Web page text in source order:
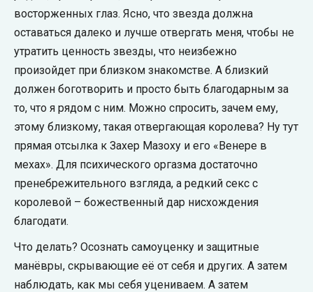
восторженных глаз. Ясно, что звезда должна
оставаться далеко и лучше отвергать меня, чтобы не
утратить ценность звезды, что неизбежно
произойдет при близком знакомстве. А близкий
должен боготворить и просто быть благодарным за
то, что я рядом с ним. Можно спросить, зачем ему,
этому близкому, такая отвергающая королева? Ну тут
прямая отсылка к Захер Мазоху и его «Венере в
мехах». Для психического оргазма достаточно
пренебрежительного взгляда, а редкий секс с
королевой – божественный дар нисхождения
благодати.
Что делать? Осознать самоуценку и защитные
манёвры, скрывающие её от себя и других. А затем
наблюдать, как мы себя уцениваем. А затем